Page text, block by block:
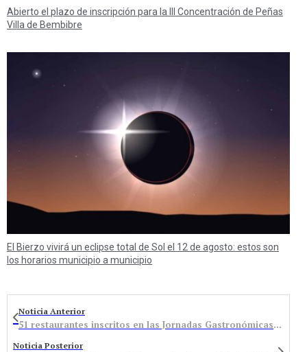
Abierto el plazo de inscripción para la III Concentración de Peñas
Villa de Bembibre
El Bierzo vivirá un eclipse total de Sol el 12 de agosto: estos son
los horarios municipio a municipio
Noticia Anterior
51 restaurantes inscritos en las Jornadas Gastronómicas del Bierzo
Noticia Posterior